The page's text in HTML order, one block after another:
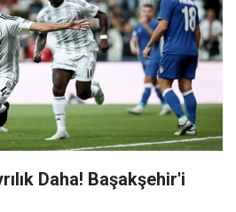
Daha! Başakşehir'i